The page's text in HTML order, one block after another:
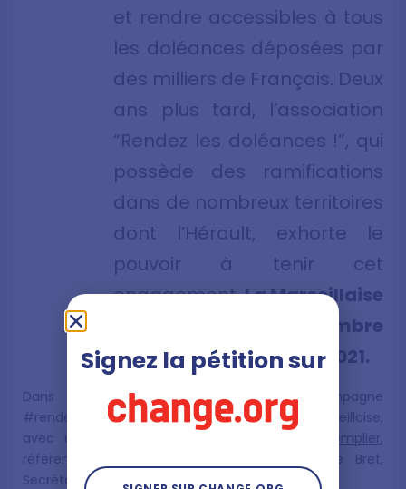
et rendre accessibles à tous
les doléances déposées par
des milliers de Français. Deux
ans plus tard, l’association
“Rendez les doléances !”, qui
possède des ramifications
dans de nombreux territoires
dont l’Hérault, exhorte le
pouvoir à tenir cet
engagement.La Marseillaise
du vendredi 18 décembre
2020 au jeudi 7 janvier 2021.
Dans les kiosques ce weekend, la campagne
#rendezlesdoleances est à la Une de La Marseillaise,
avec une interview croisée de
Yoann Le Templier,
référent territorial à Montpellier, et Didier Le Bret,
Secrétaire Général de l’association.
Signez la pétition sur